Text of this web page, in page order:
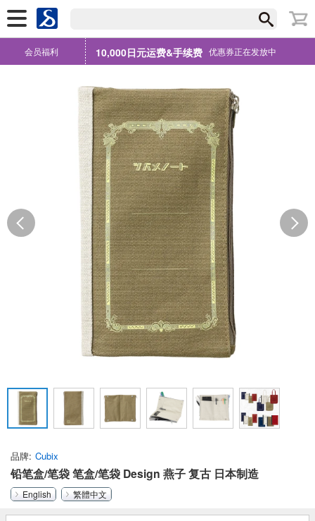
会员福利 10,000日元运费&手续费 优惠券正在发放中
品牌 Cubix
铅笔盒/笔袋 笔盒/笔袋 Design 燕子 复古 日本制造
English 繁體中文